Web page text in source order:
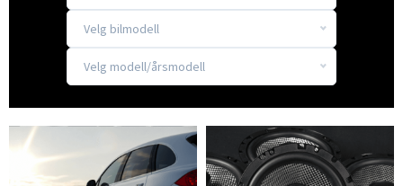
Velg bilmodell
Velg modell/årsmodell